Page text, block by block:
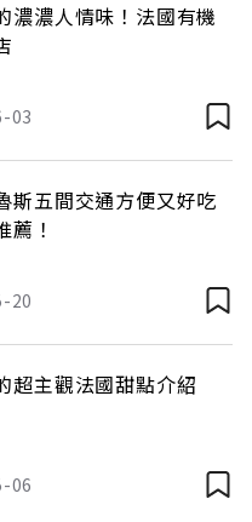
濃濃人情味！法國有機
03
斯五間交通方便又好吃
薦！
20
超主觀法國甜點介紹
06